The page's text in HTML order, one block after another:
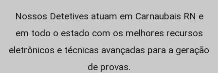
Nossos Detetives atuam em Carnaubais RN e
em todo o estado com os melhores recursos
eletrônicos e técnicas avançadas para a geração
de provas.